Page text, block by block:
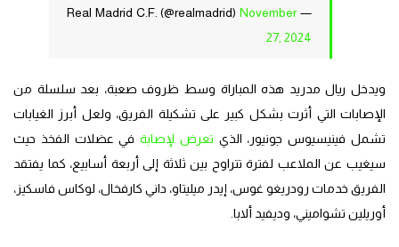
— Real Madrid C.F. (@realmadrid)
November
27, 2024
ويدخل ريال مدريد هذه المباراة وسط ظروف صعبة، بعد سلسلة من
الإصابات التي أثرت بشكل كبير على تشكيلة الفريق، ولعل أبرز الغيابات
تشمل فينيسيوس جونيور، الذي تعرض لإصابة في عضلات الفخذ حيث
سيغيب عن الملاعب لفترة تتراوح بين ثلاثة إلى أربعة أسابيع، كما يفتقد
الفريق خدمات رودريغو غوس، إيدر ميليتاو، داني كارفخال، لوكاس فاسكيز،
أوريلين تشواميني، وديفيد ألابا.